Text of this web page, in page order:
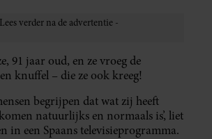
91 jaar oud, en ze vroeg de
knuffel – die ze ook kreeg!
begrijpen dat wat zij heeft
natuurlijks en normaals is’, liet
in een Spaans televisieprogramma.